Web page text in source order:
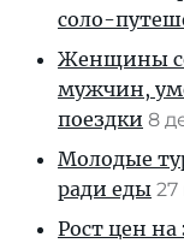
соло-
Женщины
мужчин,
поездки 8
Молодые
ради еды 27
Рост цен